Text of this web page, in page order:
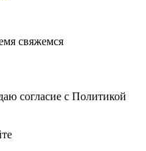
свяжемся
согласие с Политикой